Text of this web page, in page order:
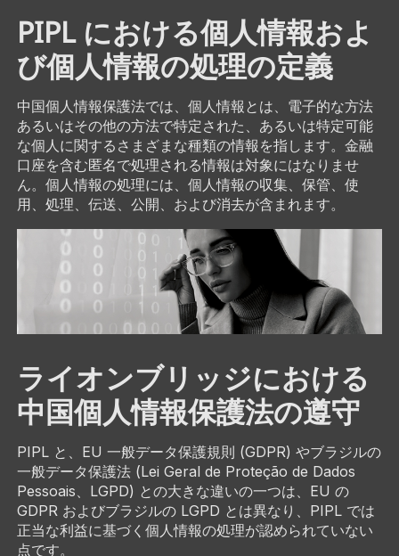
PIPL における個人情報およ
び個人情報の処理の定義
中国個人情報保護法では、個人情報とは、電子的な方法
あるいはその他の方法で特定された、あるいは特定可能
な個人に関するさまざまな種類の情報を指します。金融
口座を含む匿名で処理される情報は対象にはなりませ
ん。個人情報の処理には、個人情報の収集、保管、使
用、処理、伝送、公開、および消去が含まれます。
ライオンブリッジにおける
中国個人情報保護法の遵守
PIPL と、EU 一般データ保護規則 (GDPR) やブラジルの
一般データ保護法 (Lei Geral de Proteção de Dados
Pessoais、LGPD) との大きな違いの一つは、EU の
GDPR およびブラジルの LGPD とは異なり、PIPL では
正当な利益に基づく個人情報の処理が認められていない
点です。